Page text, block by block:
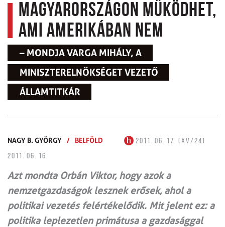
Magyarországon működhet,
ami Amerikában nem
– MONDJA VARGA MIHÁLY, A
MINISZTERELNÖKSÉGET VEZETŐ
ÁLLAMTITKÁR
NAGY B. GYÖRGY / BELFÖLD
2011. 06. 17. (XV/24)
2011. 06. 16.
Azt mondta Orbán Viktor, hogy azok a
nemzetgazdaságok lesznek erősek, ahol a
politikai vezetés felértékelődik. Mit jelent ez: a
politika leplezetlen primátusa a gazdasággal